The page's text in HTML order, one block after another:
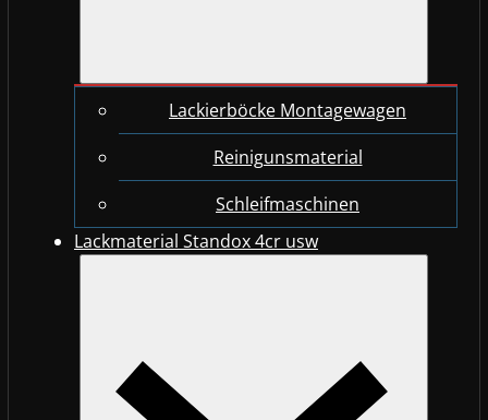
Lackierböcke Montagewagen
Reinigunsmaterial
Schleifmaschinen
Lackmaterial Standox 4cr usw